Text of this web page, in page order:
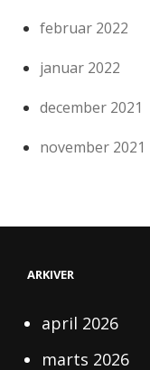
februar 2022
januar 2022
december 2021
november 2021
ARKIVER
april 2026
marts 2026